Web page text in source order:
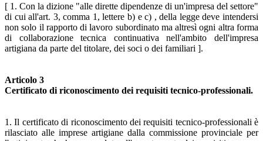
[ 1. Con la dizione "alle dirette dipendenze di un'impresa del settore"
di cui all'art. 3, comma 1, lettere b) e c) , della legge deve intendersi
non solo il rapporto di lavoro subordinato ma altresì ogni altra forma
di collaborazione tecnica continuativa nell'ambito dell'impresa
artigiana da parte del titolare, dei soci o dei familiari ].
Articolo 3
Certificato di riconoscimento dei requisiti tecnico-professionali.
1. Il certificato di riconoscimento dei requisiti tecnico-professionali è
rilasciato alle imprese artigiane dalla commissione provinciale per